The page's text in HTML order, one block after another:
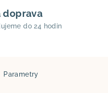
doprava
do 24 hodin
Parametry